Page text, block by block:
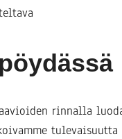
rinnalla